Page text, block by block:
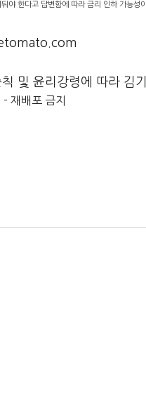
야 한다고 답변함에 따라 금리 인하 가능성
및 윤리강령에 따라 김
재배포 금지